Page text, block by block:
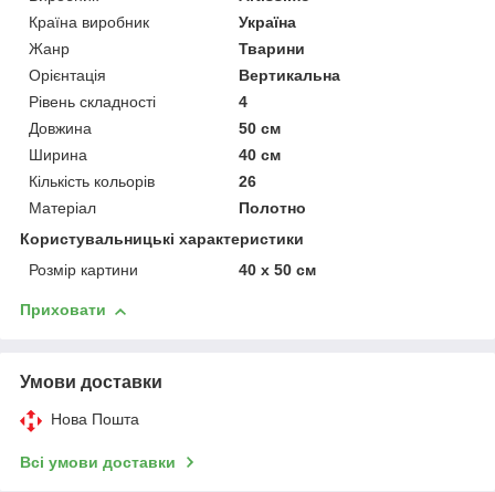
Країна виробник
Україна
Жанр
Тварини
Орієнтація
Вертикальна
Рівень складності
4
Довжина
50 см
Ширина
40 см
Кількість кольорів
26
Матеріал
Полотно
Користувальницькі характеристики
Розмір картини
40 х 50 см
Приховати
Умови доставки
Нова Пошта
Всі умови доставки